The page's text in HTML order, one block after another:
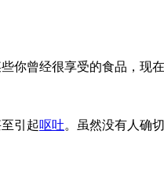
你曾经很享受的食品，现
引起呕吐。虽然没有人确